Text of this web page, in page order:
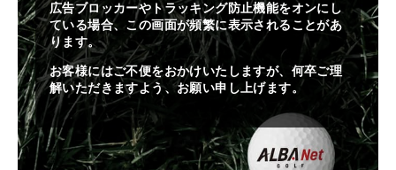
広告ブロッカーやトラッキング防止機能をオンにし
ている場合、この画面が頻繁に表示されることがあ
ります。
お客様にはご不便をおかけいたしますが、何卒ご理
解いただきますよう、お願い申し上げます。